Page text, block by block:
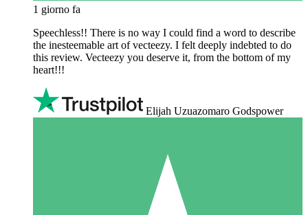
1 giorno fa
Speechless!! There is no way I could find a word to describe
the inesteemable art of vecteezy. I felt deeply indebted to do
this review. Vecteezy you deserve it, from the bottom of my
heart!!!
Elijah Uzuazomaro Godspower